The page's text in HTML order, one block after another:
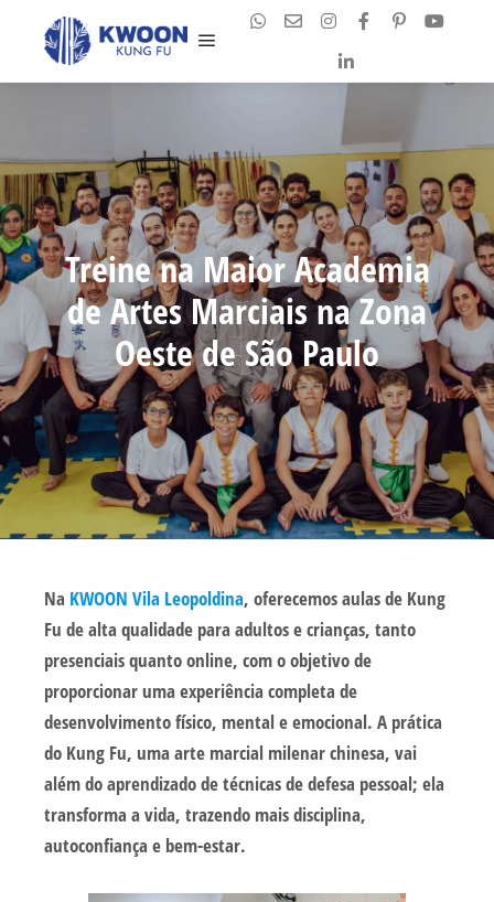
Treine na Maior Academia
de Artes Marciais na Zona
Oeste de São Paulo
Na KWOON Vila Leopoldina, oferecemosaulas de Kung
Fu de alta qualidade para adultosecrianças, tanto
presenciaisquantoonline, com o objetivo de
proporcionar uma experiência completa de
desenvolvimento físico, mental e emocional. A prática
do Kung Fu, uma arte marcial milenar chinesa, vai
além do aprendizado de técnicas de defesa pessoal; ela
transforma a vida, trazendo mais disciplina,
autoconfiança e bem-estar.